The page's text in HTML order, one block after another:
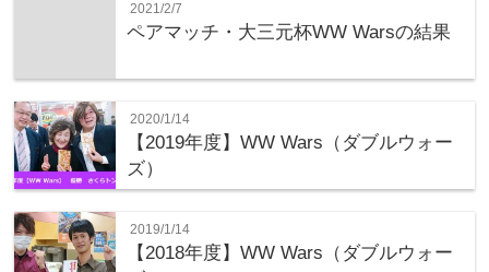
2021/2/7
ペアマッチ・大三元杯WW Warsの結果
2020/1/14
【2019年度】WW Wars（ダブルウォー
ズ）
2019/1/14
【2018年度】WW Wars（ダブルウォー